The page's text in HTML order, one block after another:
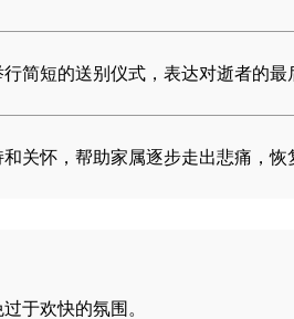
简短的送别仪式，表达对逝者的最
关怀，帮助家属逐步走出悲痛，恢
于欢快的氛围。